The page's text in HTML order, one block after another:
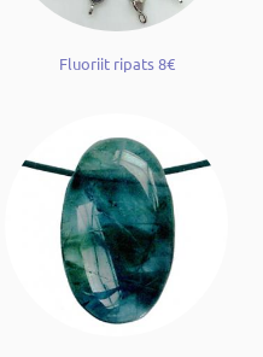
Fluoriit ripats 8€